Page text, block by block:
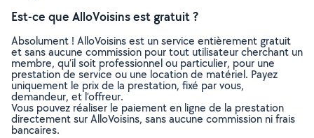
Est-ce que AlloVoisins est gratuit ?
Absolument ! AlloVoisins est un service entièrement gratuit
et sans aucune commission pour tout utilisateur cherchant un
membre, qu’il soit professionnel ou particulier, pour une
prestation de service ou une location de matériel. Payez
uniquement le prix de la prestation, fixé par vous,
demandeur, et l’offreur.
Vous pouvez réaliser le paiement en ligne de la prestation
directement sur AlloVoisins, sans aucune commission ni frais
bancaires.